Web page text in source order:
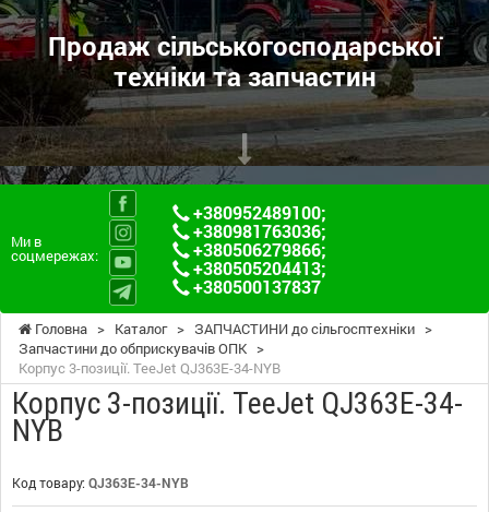
Продаж сільськогосподарської
техніки та запчастин
Ми в
соцмережах:
+380952489100;
+380981763036;
+380506279866;
+380505204413;
+380500137837
Головна > Каталог > ЗАПЧАСТИНИ до сільгосптехніки >
Запчастини до обприскувачів ОПК >
Корпус 3-позиції. TeeJet QJ363E-34-NYB
Корпус 3-позиції. TeeJet QJ363E-34-
NYB
Код товару: QJ363E-34-NYB